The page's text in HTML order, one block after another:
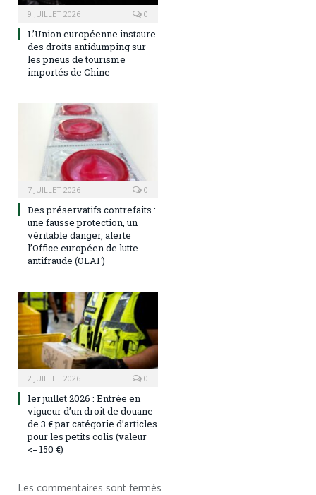
9 JUILLET 2026 0
L’Union européenne instaure
des droits antidumping sur
les pneus de tourisme
importés de Chine
7 JUILLET 2026 0
Des préservatifs contrefaits :
une fausse protection, un
véritable danger, alerte
l’Office européen de lutte
antifraude (OLAF)
2 JUILLET 2026 0
1er juillet 2026 : Entrée en
vigueur d’un droit de douane
de 3 € par catégorie d’articles
pour les petits colis (valeur
<= 150 €)
Les commentaires sont fermés